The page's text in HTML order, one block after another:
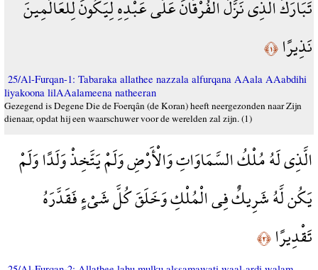
تَبَارَكَ الَّذِي نَزَّلَ الْفُرْقَانَ عَلَى عَبْدِهِ لِيَكُونَ لِلْعَالَمِينَ
نَذِيرًا﴿١﴾
25/Al-Furqan-1: Tabaraka allathee nazzala alfurqana AAala AAabdihi
liyakoona lilAAalameena natheeran
Gezegend is Degene Die de Foerqân (de Koran) heeft neergezonden naar Zijn
dienaar, opdat hij een waarschuwer voor de werelden zal zijn. (1)
الَّذِي لَهُ مُلْكُ السَّمَاوَاتِ وَالْأَرْضِ وَلَمْ يَتَّخِذْ وَلَدًا وَلَمْ
يَكُن لَّهُ شَرِيكٌ فِي الْمُلْكِ وَخَلَقَ كُلَّ شَيْءٍ فَقَدَّرَهُ
تَقْدِيرًا﴿٢﴾